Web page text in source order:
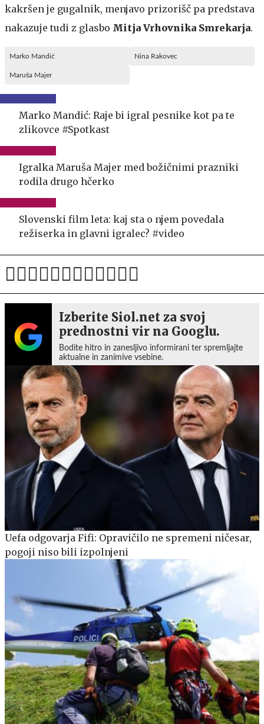
kakršen je gugalnik, menjavo prizorišč pa predstava
nakazuje tudi z glasbo Mitja Vrhovnika Smrekarja.
Marko Mandić Nina Rakovec
Maruša Majer
Marko Mandić: Raje bi igral pesnike kot pa te
zlikovce #Spotkast
Igralka Maruša Majer med božičnimi prazniki
rodila drugo hčerko
Slovenski film leta: kaj sta o njem povedala
režiserka in glavni igralec? #video
Izberite Siol.net za svoj
prednostni vir na Googlu.
Bodite hitro in zanesljivo informirani ter spremljajte
aktualne in zanimive vsebine.
Uefa odgovarja Fifi: Opravičilo ne spremeni ničesar,
pogoji niso bili izpolnjeni